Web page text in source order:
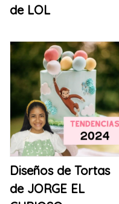
de LOL
Diseños de Tortas
de JORGE EL